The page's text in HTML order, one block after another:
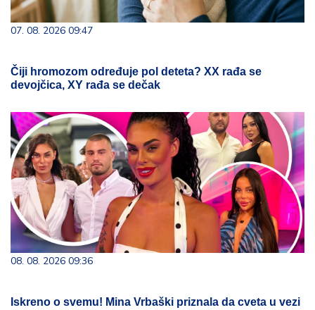
07. 08. 2026 09:47
Čiji hromozom određuje pol deteta? XX rađa se
devojčica, XY rađa se dečak
08. 08. 2026 09:36
Iskreno o svemu! Mina Vrbaški priznala da cveta u vezi